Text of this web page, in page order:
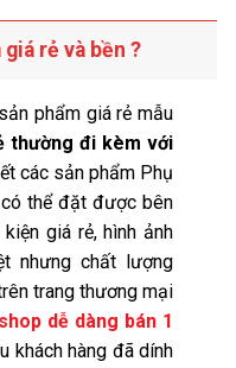
rẻ và bền ?
phẩm giá rẻ mẫu
thường đi kèm với
các sản phẩm Phụ
thể đặt được bên
giá rẻ, hình ảnh
nhưng chất lượng
trang thương mại
dễ dàng bán 1
khách hàng đã dính